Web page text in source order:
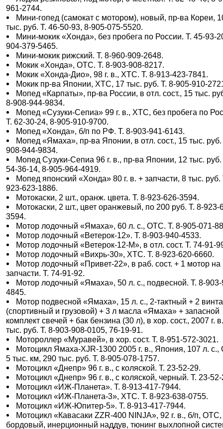
961-2744.
Мини-гопед (самокат с мотором), новый, пр-ва Кореи,
тыс. руб. Т. 46-50-93, 8-905-075-5520.
Мини-мокик «Хонда», без пробега по России. Т. 45-93-
904-379-5465.
Мини-мокик рижский. Т. 8-960-909-2648.
Мокик «Хонда», ОТС. Т. 8-903-908-8217.
Мокик «Хонда-Дио», 98 г. в., ХТС. Т. 8-913-423-7841.
Мокик пр-ва Японии, ХТС, 17 тыс. руб. Т. 8-905-910-
Мопед «Карпаты», пр-ва России, в отл. сост., 15 тыс.
8-908-944-9834.
Мопед «Сузуки-Сепиа» 99 г. в., ХТС, без пробега по
Т. 62-30-24, 8-905-910-9700.
Мопед «Хонда», б/п по РФ. Т. 8-903-941-6143.
Мопед «Ямаха», пр-ва Японии, в отл. сост., 15 тыс. руб.
908-944-9834.
Мопед Сузуки-Сепиа 96 г. в., пр-ва Японии, 12 тыс. руб.
54-36-14, 8-905-964-4919.
Мопед японский «Хонда» 80 г. в. + запчасти, 8 тыс. руб.
923-623-1886.
Мотокаски, 2 шт., оранж. цвета. Т. 8-923-626-3594.
Мотокаски, 2 шт., цвет оранжевый, по 200 руб. Т. 8-923-
3594.
Мотор лодочный «Ямаха», 60 л. с., ОТС. Т. 8-905-071-
Мотор лодочный «Ветерок-12». Т. 8-903-940-4533.
Мотор лодочный «Ветерок-12-М», в отл. сост. Т. 74-91-
Мотор лодочный «Вихрь-30», ХТС. Т. 8-923-620-6660.
Мотор лодочный «Привет-22», в раб. сост. + 1 мотор на
запчасти. Т. 74-91-92.
Мотор лодочный «Ямаха», 50 л. с., подвесной. Т. 8-
4845.
Мотор подвесной «Ямаха», 15 л. с., 2-тактный + 2 винта
(спортивный и грузовой) + 3 л масла «Ямаха» + запасной
комплект свечей + бак бензина (30 л), в хор. сост., 2007 г.
тыс. руб. Т. 8-903-908-0105, 76-19-91.
Мотороллер «Муравей», в хор. сост. Т. 8-951-572-3021.
Мотоцикл Ямаха-XJR-1300 2005 г. в., Япония, 107 л.
5 тыс. км, 290 тыс. руб. Т. 8-905-078-1757.
Мотоцикл «Днепр» 96 г. в., с коляской. Т. 23-52-29.
Мотоцикл «Днепр» 96 г. в., с коляской, черный. Т. 23-
Мотоцикл «ИЖ-Планета». Т. 8-913-417-7944.
Мотоцикл «ИЖ-Планета-3», ХТС. Т. 8-923-638-0755.
Мотоцикл «ИЖ-Юпитер-5». Т. 8-913-417-7944.
Мотоцикл «Кавасаки ZZR-400 NINJA», 92 г. в., б/п, ОТС,
бордовый, инерционный наддув, тюнинг выхлопной